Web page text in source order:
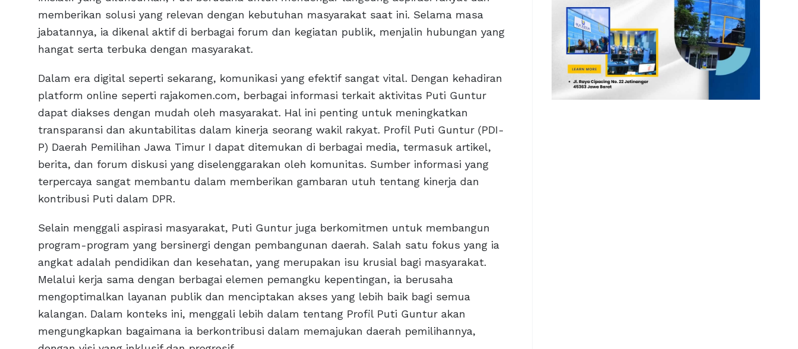
memberikan solusi yang relevan dengan kebutuhan masyarakat saat ini. Selama masa
jabatannya, ia dikenal aktif di berbagai forum dan kegiatan publik, menjalin hubungan yang
hangat serta terbuka dengan masyarakat.
Dalam era digital seperti sekarang, komunikasi yang efektif sangat vital. Dengan kehadiran
platform online seperti rajakomen.com, berbagai informasi terkait aktivitas Puti Guntur
dapat diakses dengan mudah oleh masyarakat. Hal ini penting untuk meningkatkan
transparansi dan akuntabilitas dalam kinerja seorang wakil rakyat. Profil Puti Guntur (PDI-
P) Daerah Pemilihan Jawa Timur I dapat ditemukan di berbagai media, termasuk artikel,
berita, dan forum diskusi yang diselenggarakan oleh komunitas. Sumber informasi yang
terpercaya sangat membantu dalam memberikan gambaran utuh tentang kinerja dan
kontribusi Puti dalam DPR.
Selain menggali aspirasi masyarakat, Puti Guntur juga berkomitmen untuk membangun
program-program yang bersinergi dengan pembangunan daerah. Salah satu fokus yang ia
angkat adalah pendidikan dan kesehatan, yang merupakan isu krusial bagi masyarakat.
Melalui kerja sama dengan berbagai elemen pemangku kepentingan, ia berusaha
mengoptimalkan layanan publik dan menciptakan akses yang lebih baik bagi semua
kalangan. Dalam konteks ini, menggali lebih dalam tentang Profil Puti Guntur akan
mengungkapkan bagaimana ia berkontribusi dalam memajukan daerah pemilihannya,